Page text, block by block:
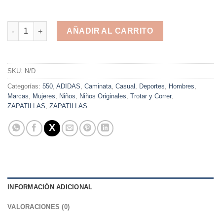
Adidas Duramo 8K Blue White cantidad
AÑADIR AL CARRITO
SKU: N/D
Categorías: 550, ADIDAS, Caminata, Casual , Deportes, Hombres,
Marcas, Mujeres, Niños, Niños Originales, Trotar y Correr,
ZAPATILLAS, ZAPATILLAS
INFORMACIÓN ADICIONAL
VALORACIONES (0)